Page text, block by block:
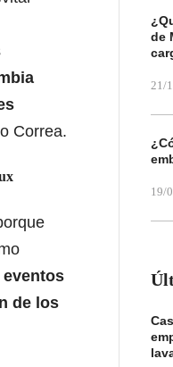
Correa.
eventos
de los
de
21/
19/